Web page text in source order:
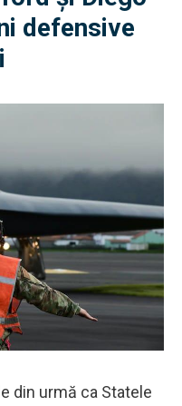
defensive
din urmă ca Statele